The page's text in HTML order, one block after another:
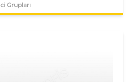
Grupları